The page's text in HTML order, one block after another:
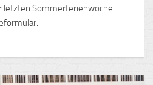
letzten Sommerferienwoche.